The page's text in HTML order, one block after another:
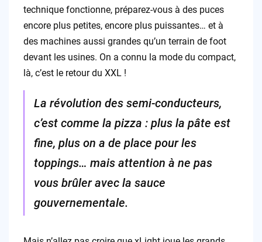
technique fonctionne, préparez-vous à des puces
encore plus petites, encore plus puissantes… et à
des machines aussi grandes qu’un terrain de foot
devant les usines. On a connu la mode du compact,
là, c’est le retour du XXL !
La révolution des semi-conducteurs,
c’est comme la pizza : plus la pâte est
fine, plus on a de place pour les
toppings… mais attention à ne pas
vous brûler avec la sauce
gouvernementale.